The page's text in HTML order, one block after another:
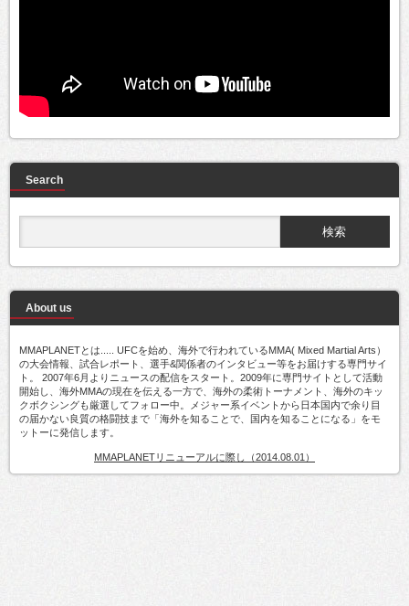
Search
About us
MMAPLANETとは..... UFCを始め、海外で行われているMMA( Mixed Martial Arts）
の大会情報、試合レポート、選手&関係者のインタビュー等をお届けする専門サイ
ト。 2007年6月よりニュースの配信をスタート。2009年に専門サイトとして活動
開始し、海外MMAの現在を伝える一方で、海外の柔術トーナメント、海外のキッ
クボクシングも厳選してフォロー中。メジャー系イベントから日本国内で余り目
の届かない良質の格闘技まで「海外を知ることで、国内を知ることになる」をモ
ットーに発信します。
MMAPLANETリニューアルに際し（2014.08.01）